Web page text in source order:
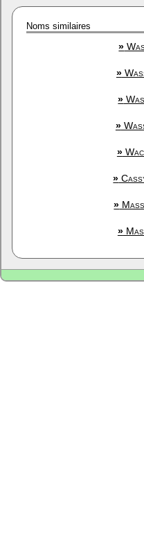
Noms similaires
»
»
»
»
»
»
»
»